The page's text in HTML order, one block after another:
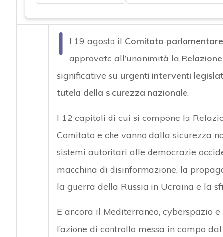
I l 19 agosto il Comitato
approvato all’unanimità la
significative su urgenti interventi
tutela della sicurezza nazionale.
I 12 capitoli di cui si compone la
Comitato e che vanno dalla sicurezza
sistemi autoritari alle democrazie
macchina di disinformazione, la
la guerra della Russia in Ucraina e la
E ancora il Mediterraneo, cyberspazio
l’azione di controllo messa in campo